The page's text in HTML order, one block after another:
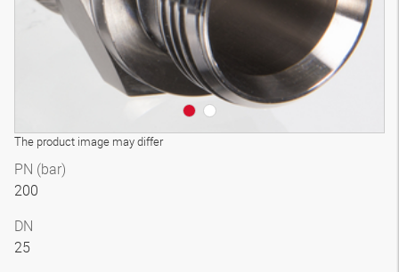
The product image may differ
PN (bar)
200
DN
25